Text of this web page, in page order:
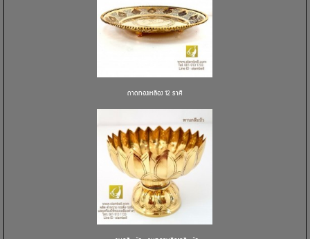
ถาดทองเหลือง 12 ราศี